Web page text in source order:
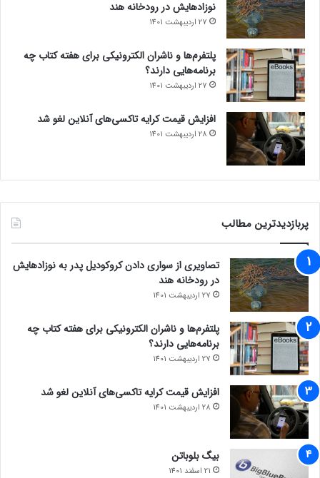
نوزادهایش در رودخانه هند
27 اردیبهشت 1401
پلتفرم‌ها و ناشران الکترونیکی برای هفته کتاب چه
برنامه‌هایی دارند؟
27 اردیبهشت 1401
افزایش قیمت کرایه تاکسی‌های آنلاین لغو شد
28 اردیبهشت 1401
پربازدیدترین مطالب
تصاویری از سواری دادن کروکودیل پدر به نوزادهایش
در رودخانه هند
27 اردیبهشت 1401
پلتفرم‌ها و ناشران الکترونیکی برای هفته کتاب چه
برنامه‌هایی دارند؟
27 اردیبهشت 1401
افزایش قیمت کرایه تاکسی‌های آنلاین لغو شد
28 اردیبهشت 1401
بیگ بلوباتن
21 اسفند 1401